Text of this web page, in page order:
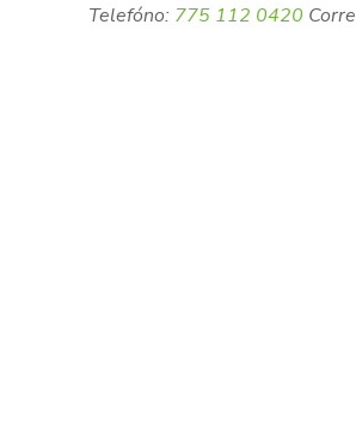
Telefóno: 775 112 0420